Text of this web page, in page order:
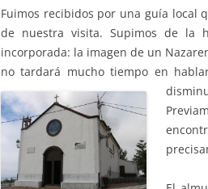
Fuimos recibidos por una guía local
de nuestra visita. Supimos de
incorporada: la imagen de un
no tardará mucho tiempo en